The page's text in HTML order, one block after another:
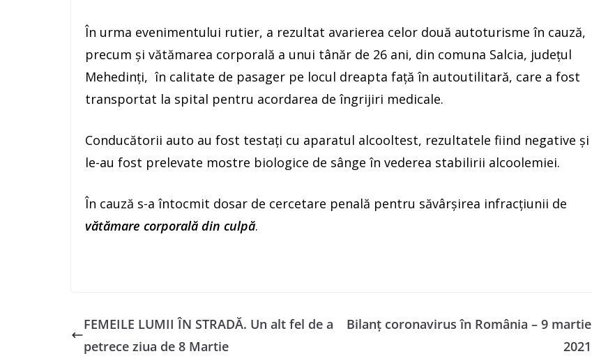
În urma evenimentului rutier, a rezultat avarierea celor două autoturisme în cauză,
precum și vătămarea corporală a unui tânăr de 26 ani, din comuna Salcia, judeţul
Mehedinți, în calitate de pasager pe locul dreapta față în autoutilitară, care a fost
transportat la spital pentru acordarea de îngrijiri medicale.
Conducătorii auto au fost testați cu aparatul alcooltest, rezultatele fiind negative și
le-au fost prelevate mostre biologice de sânge în vederea stabilirii alcoolemiei.
În cauză s-a întocmit dosar de cercetare penală pentru săvârșirea infracțiunii de
vătămare corporală din culpă.
FEMEILE LUMII ÎN STRADĂ. Un alt fel de a
petrece ziua de 8 Martie
Bilanț coronavirus în România – 9 martie
2021